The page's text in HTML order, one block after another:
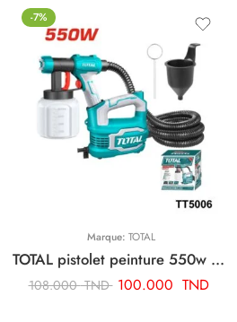
-7%
Marque: TOTAL
TOTAL pistolet peinture 550w TT5006
108.000TND 100.000 TND